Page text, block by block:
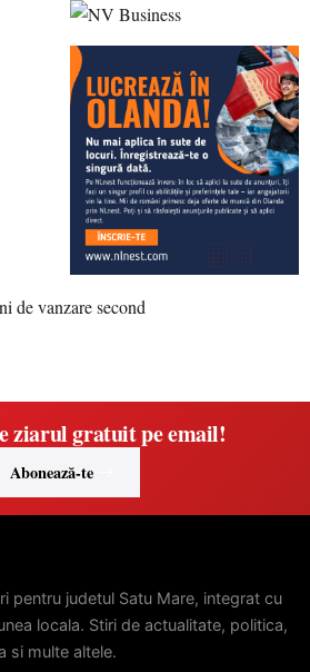
ziarul gratuit pe email!
Abonează-te
pentru judetul Satu Mare, integrat cu
locala. Stiri de actualitate, politica,
si multe altele.